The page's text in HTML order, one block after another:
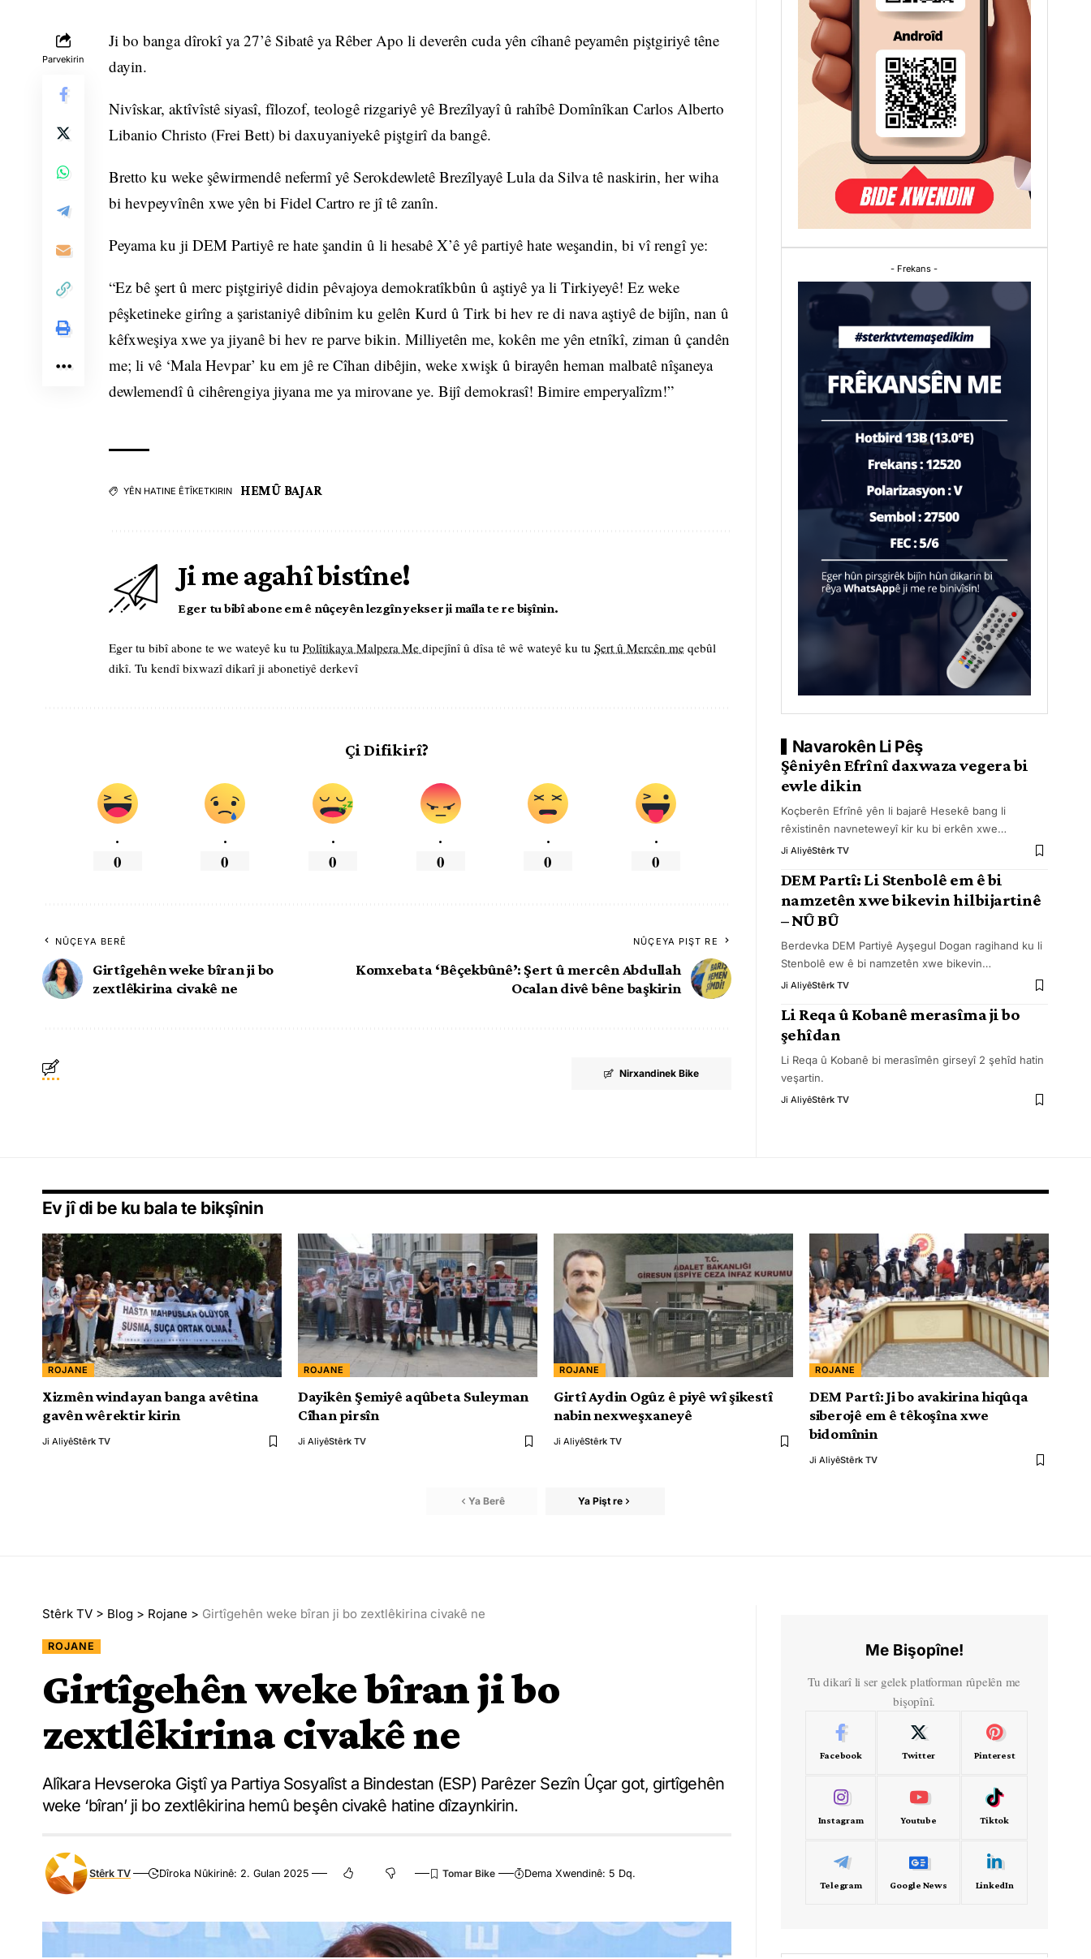
Parvekirin
Ji bo banga dîrokî ya 27’ê Sibatê ya Rêber Apo li deverên cuda yên cîhanê peyamên piştgiriyê têne
dayin.
Nivîskar, aktîvîstê siyasî, fîlozof, teologê rizgariyê yê Brezîlyayî û rahîbê Domînîkan Carlos Alberto
Libanio Christo (Frei Bett) bi daxuyaniyekê piştgirî da bangê.
Bretto ku weke şêwirmendê nefermî yê Serokdewletê Brezîlyayê Lula da Silva tê naskirin, her wiha
bi hevpeyvînên xwe yên bi Fidel Cartro re jî tê zanîn.
Peyama ku ji DEM Partiyê re hate şandin û li hesabê X’ê yê partiyê hate weşandin, bi vî rengî ye:
“Ez bê şert û merc piştgiriyê didin pêvajoya demokratîkbûn û aştiyê ya li Tirkiyeyê! Ez weke
pêşketineke girîng a şaristaniyê dibînim ku gelên Kurd û Tirk bi hev re di nava aştiyê de bijîn, nan û
kêfxweşiya xwe ya jiyanê bi hev re parve bikin. Milliyetên me, kokên me yên etnîkî, ziman û çandên
me; li vê ‘Mala Hevpar’ ku em jê re Cîhan dibêjin, weke xwişk û birayên heman malbatê nîşaneya
dewlemendî û cihêrengiya jiyana me ya mirovane ye. Bijî demokrasî! Bimire emperyalîzm!”
YÊN HATINE ÊTÎKETKIRIN HEMÛ BAJAR
Ji me agahî bistîne!
Eger tu bibî abone em ê nûçeyên lezgîn yekser ji maîla te re bişînin.
Eger tu bibî abone te we wateyê ku tu Polîtikaya Malpera Me dipejînî û dîsa tê wê wateyê ku tu Şert û Mercên me qebûl
dikî. Tu kendî bixwazî dikarî ji abonetiyê derkevî
Çi Difikirî?
.
0
.
0
.
0
.
0
.
0
.
0
NÛÇEYA BERÊ
Girtîgehên weke bîran ji bo
zextlêkirina civakê ne
NÛÇEYA PIŞT RE
Komxebata ‘Bêçekbûnê’: Şert û mercên Abdullah
Ocalan divê bêne başkirin
Nirxandinek Bike
- Frekans -
Navarokên Li Pêş
Şêniyên Efrînî daxwaza vegera bi
ewle dikin
Koçberên Efrînê yên li bajarê Hesekê bang li
rêxistinên navneteweyî kir ku bi erkên xwe…
Ji AliyêStêrk TV
DEM Partî: Li Stenbolê em ê bi
namzetên xwe bikevin hilbijartinê
– NÛ BÛ
Berdevka DEM Partiyê Ayşegul Dogan ragihand ku li
Stenbolê ew ê bi namzetên xwe bikevin…
Ji AliyêStêrk TV
Li Reqa û Kobanê merasîma ji bo
şehîdan
Li Reqa û Kobanê bi merasîmên girseyî 2 şehîd hatin
veşartin.
Ji AliyêStêrk TV
Ev jî di be ku bala te bikşînin
ROJANE
Xizmên windayan banga avêtina
gavên wêrektir kirin
Ji AliyêStêrk TV
ROJANE
Dayikên Şemiyê aqûbeta Suleyman
Cîhan pirsîn
Ji AliyêStêrk TV
ROJANE
Girtî Aydin Ogûz ê piyê wî şikestî
nabin nexweşxaneyê
Ji AliyêStêrk TV
ROJANE
DEM Partî: Ji bo avakirina hiqûqa
siberojê em ê têkoşîna xwe
bidomînin
Ji AliyêStêrk TV
Ya Berê Ya Pişt re
Stêrk TV > Blog > Rojane > Girtîgehên weke bîran ji bo zextlêkirina civakê ne
ROJANE
Girtîgehên weke bîran ji bo
zextlêkirina civakê ne
Alîkara Hevseroka Giştî ya Partiya Sosyalîst a Bindestan (ESP) Parêzer Sezîn Ûçar got, girtîgehên
weke ‘bîran’ ji bo zextlêkirina hemû beşên civakê hatine dîzaynkirin.
Stêrk TV Dîroka Nûkirinê: 2. Gulan 2025 Dema Xwendinê: 5 Dq.
Me Bişopîne!
Tu dikarî li ser gelek platforman rûpelên me
bişopînî.
Facebook Twitter Pinterest
Instagram Youtube Tiktok
Telegram Google News LinkedIn